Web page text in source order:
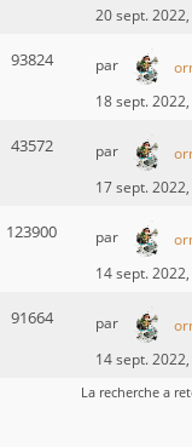
20 sept.
93824 par
18 sept.
43572 par
17 sept.
123900 par
14 sept.
91664 par
14 sept.
La recherche a